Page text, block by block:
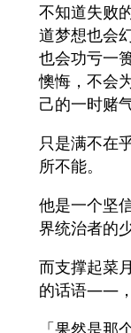
不知道失败
道梦想也会
也会功亏一
懊悔，不会
己的一时赌
只是满不在
所不能。
他是一个坚
界统治者的少
而支撑起菜
的话语——，